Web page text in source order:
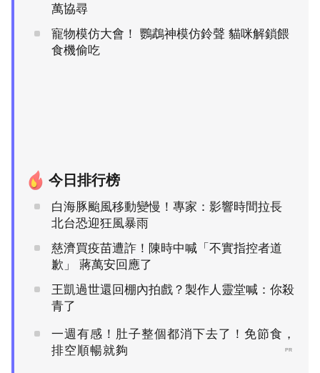
萬協尋
寵物模仿大會！ 鸚鵡神模仿鈴聲 貓咪解鎖餵
食機偷吃
今日排行榜
白海豚颱風移動變慢！專家：影響時間拉長
北台恐迎狂風暴雨
慈濟買疫苗遭詐！陳時中喊「不實指控者道
歉」 蔣萬安回應了
王凱過世還回棚內拍戲？製作人靈堂喊：你殺
青了
一週有感！肚子整個都消下去了！免節食，
排空順暢就夠
PR